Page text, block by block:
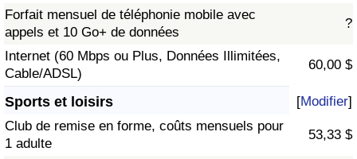
Forfait mensuel de téléphonie mobile avec
appels et 10 Go+ de données
?
Internet (60 Mbps ou Plus, Données Illimitées,
Cable/ADSL)
60,00 $
Sports et loisirs [Modifier]
Club de remise en forme, coûts mensuels pour
1 adulte
53,33 $